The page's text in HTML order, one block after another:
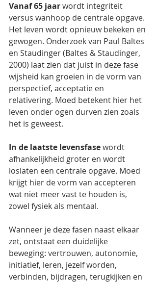
Vanaf 65 jaar wordt integriteit
versus wanhoop de centrale opgave.
Het leven wordt opnieuw bekeken en
gewogen. Onderzoek van Paul Baltes
en Staudinger (Baltes & Staudinger,
2000) laat zien dat juist in deze fase
wijsheid kan groeien in de vorm van
perspectief, acceptatie en
relativering. Moed betekent hier het
leven onder ogen durven zien zoals
het is geweest.
In de laatste levensfase wordt
afhankelijkheid groter en wordt
loslaten een centrale opgave. Moed
krijgt hier de vorm van accepteren
wat niet meer vast te houden is,
zowel fysiek als mentaal.
Wanneer je deze fasen naast elkaar
zet, ontstaat een duidelijke
beweging: vertrouwen, autonomie,
initiatief, leren, jezelf worden,
verbinden, bijdragen, terugkijken en